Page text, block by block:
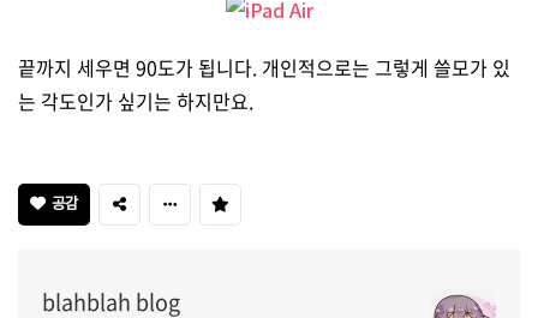
끝까지 세우면 90도가 됩니다. 개인적으로는 그렇게 쓸모가 있
는 각도인가 싶기는 하지만요.
공감
blahblah blog